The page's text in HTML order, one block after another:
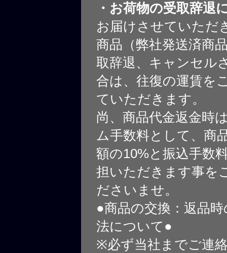
・お荷物の受取辞退
お届けさせていただ
商品（弊社発送済商
取辞退、キャンセル
合は、往復の運賃を
ていただきます。
尚、商品代金返金時
ム手数料として、商
額の10%と振込手数
担いただきます事を
ださいませ。
●商品の交換：返品
法について●
※必ず当社までご連